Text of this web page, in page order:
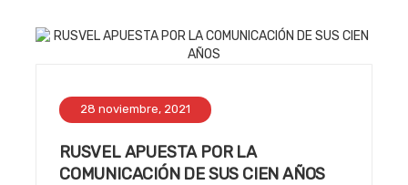
28 noviembre, 2021
RUSVEL APUESTA POR LA
COMUNICACIÓN DE SUS CIEN AÑOS